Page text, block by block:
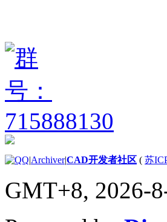
史记录参考
（ActiveX）
史记录参考
AutoCAD 2002
史记录参考
|Archiver|CAD开发者社区 ( 苏
GMT+8, 2026-